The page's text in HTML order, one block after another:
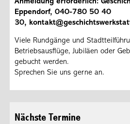
Anmeldung erforderlich:
Eppendorf, 040-780 50 40
30,
Viele Rundgänge und
Betriebsausflüge, Jubiläen oder
gebucht werden.
Sprechen Sie uns gerne an.
Nächste Termine